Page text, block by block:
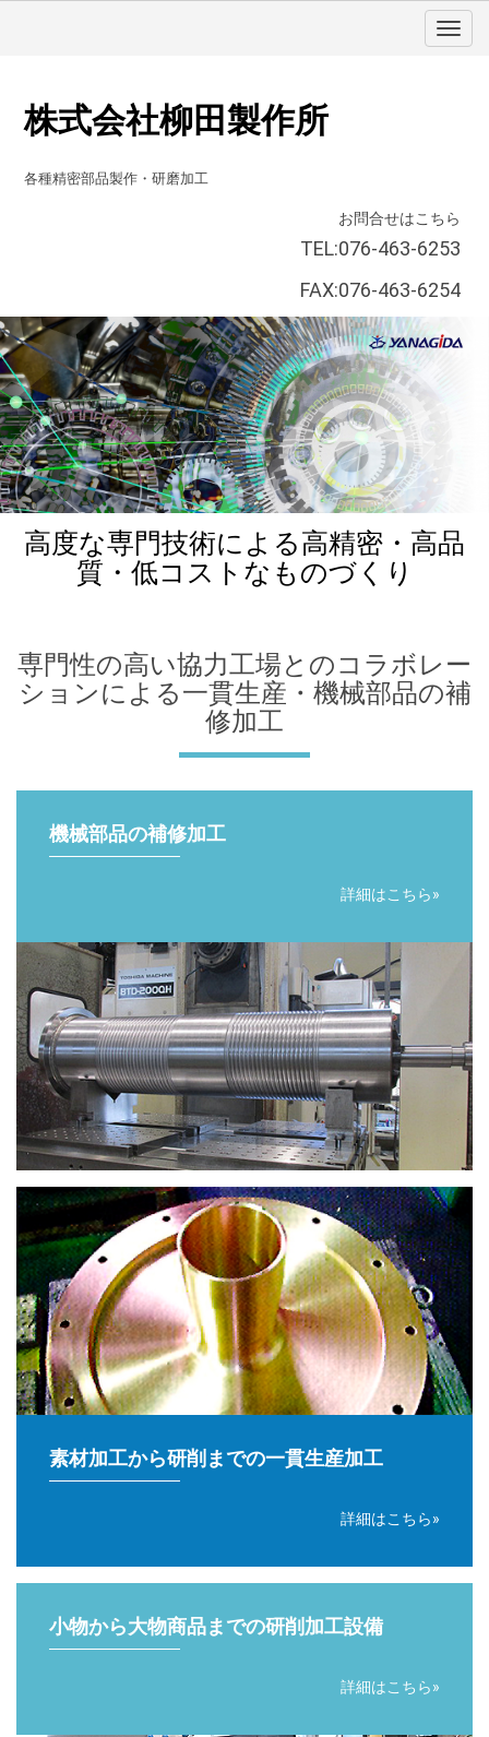
株式会社柳田製作所
各種精密部品製作・研磨加工
お問合せはこちら
TEL:076-463-6253
FAX:076-463-6254
高度な専門技術による高精密・高品
質・低コストなものづくり
専門性の高い協力工場とのコラボレー
ションによる一貫生産・機械部品の補
修加工
機械部品の補修加工
詳細はこちら
素材加工から研削までの一貫生産加工
詳細はこちら
小物から大物商品までの研削加工設備
詳細はこちら